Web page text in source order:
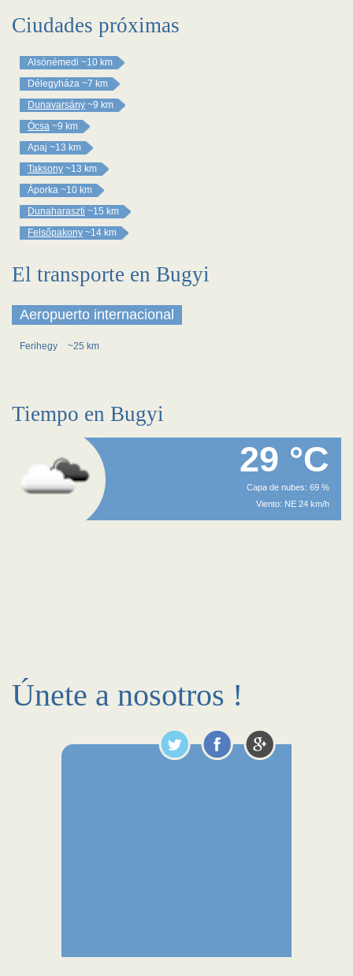
Ciudades próximas
Alsónémedi ~10 km
Délegyháza ~7 km
Dunavarsány ~9 km
Ócsa ~9 km
Apaj ~13 km
Taksony ~13 km
Áporka ~10 km
Dunaharaszti ~15 km
Felsőpakony ~14 km
El transporte en Bugyi
Aeropuerto internacional
Ferihegy ~25 km
Tiempo en Bugyi
29 °C
Capa de nubes: 69 %
Viento: NE 24 km/h
Únete a nosotros !